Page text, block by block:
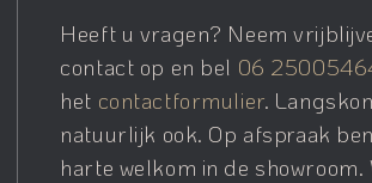
Heeft u vragen? Neem
contact op en bel 06
het contactformulier.
natuurlijk ook. Op afspraak
harte welkom in de showroom.